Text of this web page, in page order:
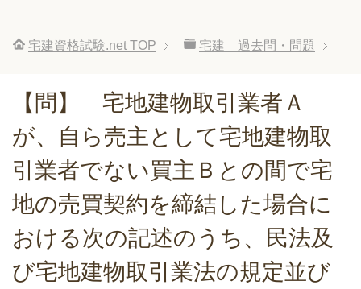
宅建資格試験.net TOP 宅建 過去問・問題
【問】 宅地建物取引業者Ａ
が、自ら売主として宅地建物取
引業者でない買主Ｂとの間で宅
地の売買契約を締結した場合に
おける次の記述のうち、民法及
び宅地建物取引業法の規定並び